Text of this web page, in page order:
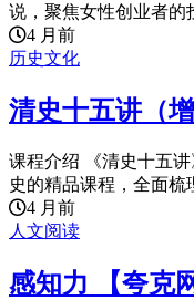
说，聚焦女性创业者的
4 月前
历史文化
清史十五讲（
课程介绍 《清史十五
史的精品课程，全面梳
4 月前
人文阅读
感知力 【夸克